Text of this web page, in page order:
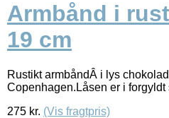
Armbånd i
19 cm
Rustikt armbåndÂ i lys
Copenhagen.Låsen er i forgyldt
275 kr. (Vis fragtpris)